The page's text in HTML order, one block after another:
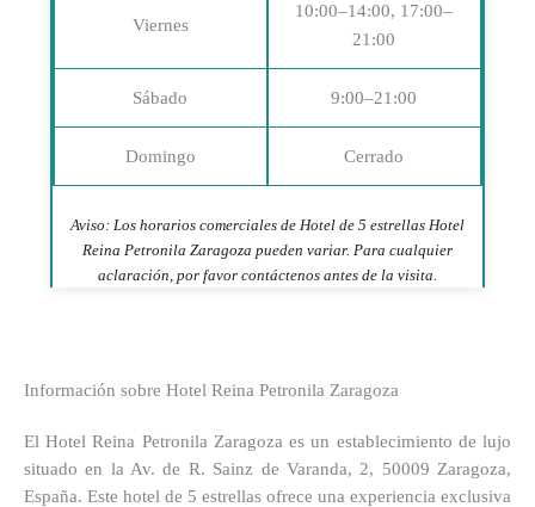
Viernes
10:00–14:00, 17:00–
21:00
Sábado 9:00–21:00
Domingo Cerrado
Aviso: Los horarios comerciales de Hotel de 5 estrellas Hotel
Reina Petronila Zaragoza pueden variar. Para cualquier
aclaración, por favor contáctenos antes de la visita.
Información sobre Hotel Reina Petronila Zaragoza
El Hotel Reina Petronila Zaragoza es un establecimiento de lujo
situado en la Av. de R. Sainz de Varanda, 2, 50009 Zaragoza,
España. Este hotel de 5 estrellas ofrece una experiencia exclusiva